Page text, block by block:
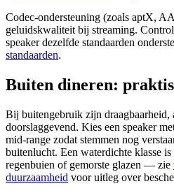
Codec-ondersteuning (zoals aptX,
geluidskwaliteit bij streaming.
speaker dezelfde standaarden
standaarden.
Buiten dineren:
Bij buitengebruik zijn draagbaarheid,
doorslaggevend. Kies een speaker
mid-range zodat stemmen nog
buitenlucht. Een waterdichte klasse
regenbuien of gemorste glazen — zie
duurzaamheid voor uitleg over